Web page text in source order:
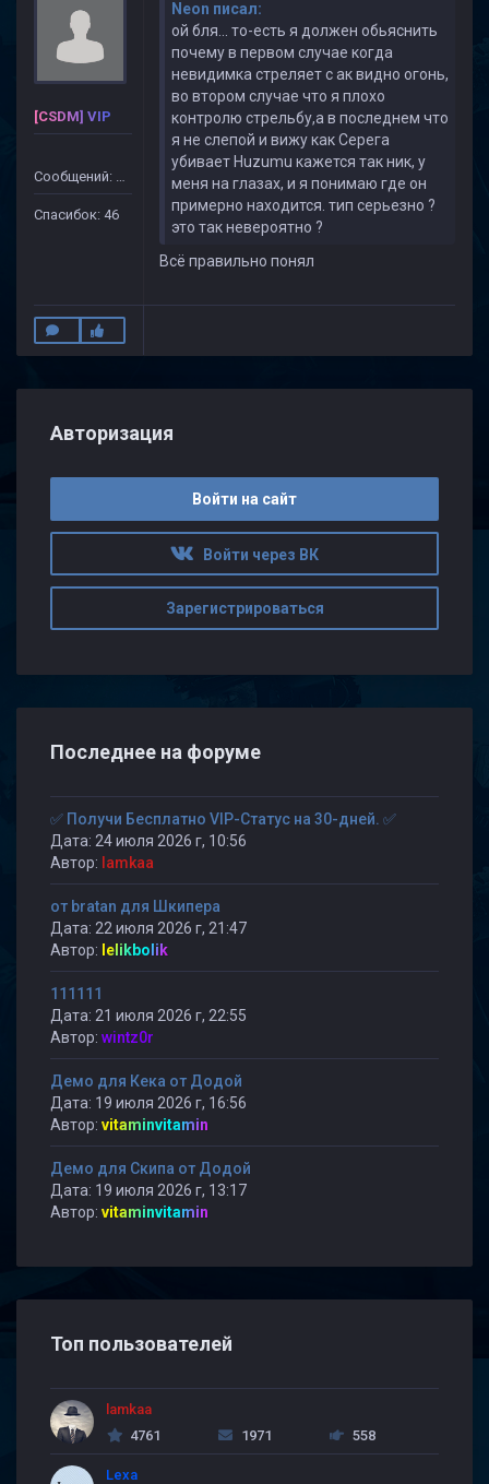
[CSDM] VIP
Сообщений: 499
Спасибок: 46
Neon писал:
ой бля... то-есть я должен обьяснить
почему в первом случае когда
невидимка стреляет с ак видно огонь,
во втором случае что я плохо
контролю стрельбу,а в последнем что
я не слепой и вижу как Серега
убивает Huzumu кажется так ник, у
меня на глазах, и я понимаю где он
примерно находится. тип серьезно ?
это так невероятно ?
Всё правильно понял
Авторизация
Войти на сайт
Войти через ВК
Зарегистрироваться
Последнее на форуме
✅ Получи Бесплатно VIP-Статус на 30-дней. ✅
Дата: 24 июля 2026 г, 10:56
Автор: lamkaa
от bratan для Шкипера
Дата: 22 июля 2026 г, 21:47
Автор: lelikbolik
111111
Дата: 21 июля 2026 г, 22:55
Автор: wintz0r
Демо для Кека от Додой
Дата: 19 июля 2026 г, 16:56
Автор: vitaminvitamin
Демо для Скипа от Додой
Дата: 19 июля 2026 г, 13:17
Автор: vitaminvitamin
Топ пользователей
lamkaa
4761
1971 558
Lexa